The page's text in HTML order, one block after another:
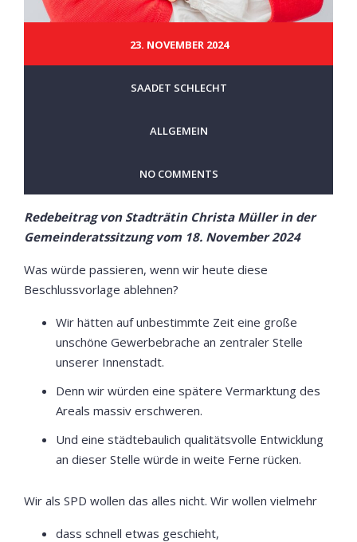
23. NOVEMBER 2024
SAADET SCHLECHT
ALLGEMEIN
NO COMMENTS
Redebeitrag von Stadträtin Christa Müller in der
Gemeinderatssitzung vom 18. November 2024
Was würde passieren, wenn wir heute diese
Beschlussvorlage ablehnen?
Wir hätten auf unbestimmte Zeit eine große
unschöne Gewerbebrache an zentraler Stelle
unserer Innenstadt.
Denn wir würden eine spätere Vermarktung des
Areals massiv erschweren.
Und eine städtebaulich qualitätsvolle Entwicklung
an dieser Stelle würde in weite Ferne rücken.
Wir als SPD wollen das alles nicht. Wir wollen vielmehr
dass schnell etwas geschieht,